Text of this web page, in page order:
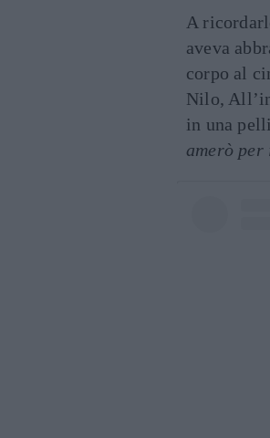
A
aveva
corpo al
Nilo,
in una
amerò